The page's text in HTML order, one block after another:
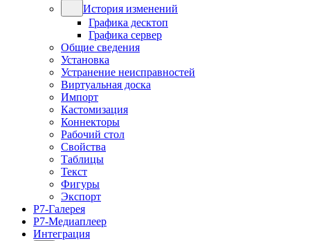
История изменений
Графика десктоп
Графика сервер
Общие сведения
Установка
Устранение неисправностей
Виртуальная доска
Импорт
Кастомизация
Коннекторы
Рабочий стол
Свойства
Таблицы
Текст
Фигуры
Экспорт
Р7-Галерея
Р7-Медиаплеер
Интеграция